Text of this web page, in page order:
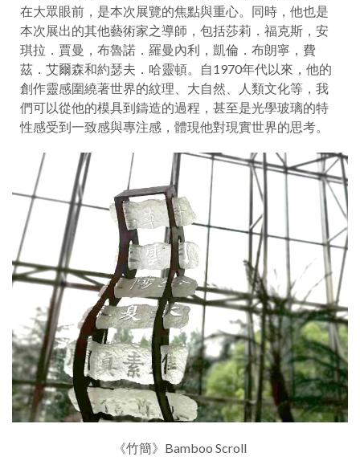
在大眾眼前，是本次展覽的焦點與重心。同時，他也是
本次展出的其他藝術家之導師，包括莎莉．福克斯，安
琪拉．賈曼，布魯諾．羅曼內利，凱倫．布朗寧，費
茲．艾爾森和約瑟夫．哈靈頓。自1970年代以來，他的
創作靈感圍繞著世界的紋理、大自然、人類文化等，我
們可以從他的模具到鑄造的過程，甚至是光學玻璃的特
性感受到一致感與專注感，體現他對現實世界的思考。
《竹簡》Bamboo Scroll